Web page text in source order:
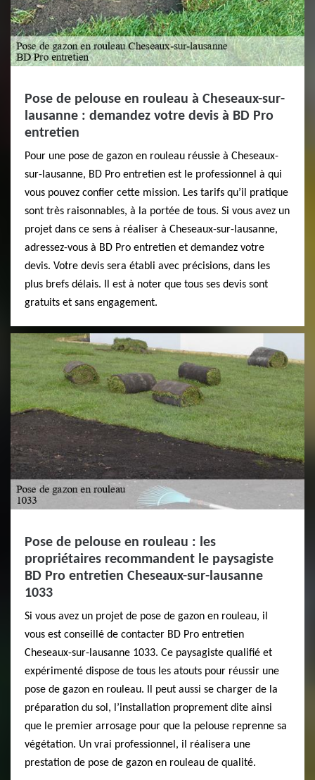
Pose de pelouse en rouleau à Cheseaux-sur-
lausanne : demandez votre devis à BD Pro
entretien
Pour une pose de gazon en rouleau réussie à Cheseaux-
sur-lausanne, BD Pro entretien est le professionnel à qui
vous pouvez confier cette mission. Les tarifs qu’il pratique
sont très raisonnables, à la portée de tous. Si vous avez un
projet dans ce sens à réaliser à Cheseaux-sur-lausanne,
adressez-vous à BD Pro entretien et demandez votre
devis. Votre devis sera établi avec précisions, dans les
plus brefs délais. Il est à noter que tous ses devis sont
gratuits et sans engagement.
Pose de pelouse en rouleau : les
propriétaires recommandent le paysagiste
BD Pro entretien Cheseaux-sur-lausanne
1033
Si vous avez un projet de pose de gazon en rouleau, il
vous est conseillé de contacter BD Pro entretien
Cheseaux-sur-lausanne 1033. Ce paysagiste qualifié et
expérimenté dispose de tous les atouts pour réussir une
pose de gazon en rouleau. Il peut aussi se charger de la
préparation du sol, l’installation proprement dite ainsi
que le premier arrosage pour que la pelouse reprenne sa
végétation. Un vrai professionnel, il réalisera une
prestation de pose de gazon en rouleau de qualité.